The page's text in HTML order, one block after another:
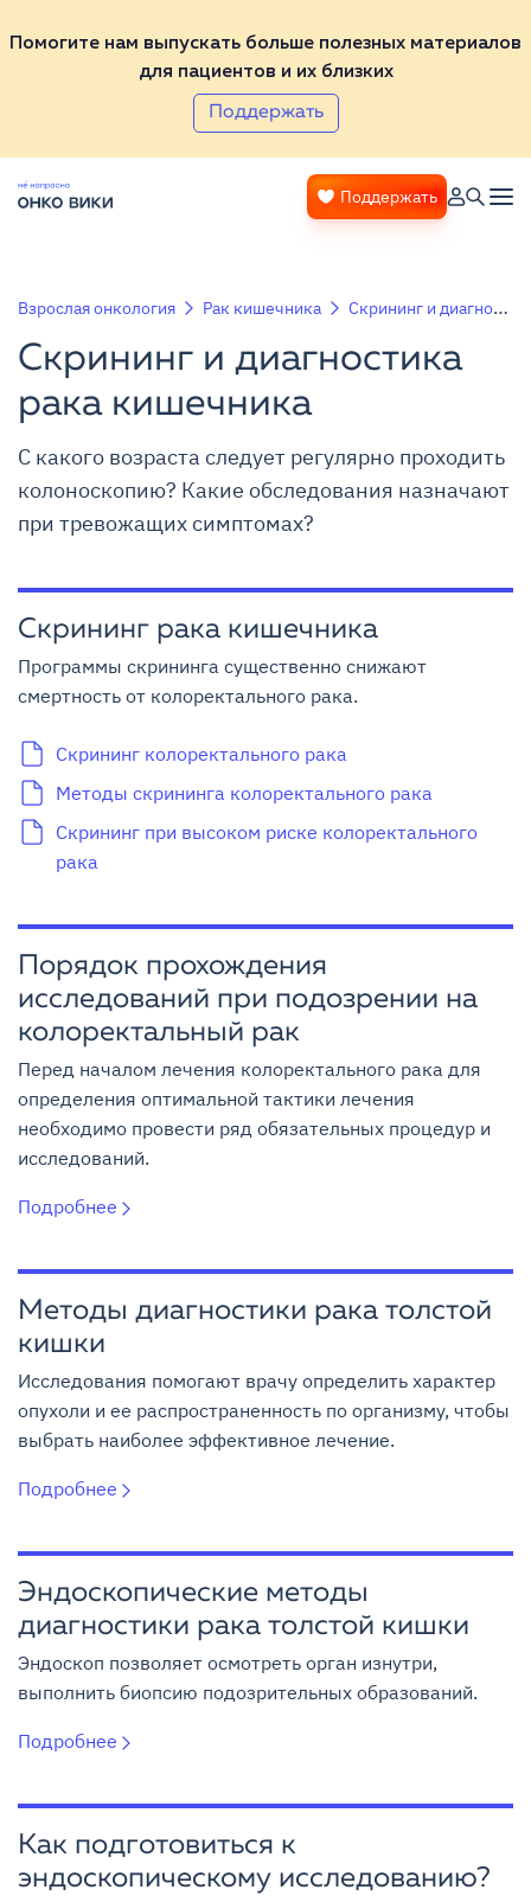
Помогите нам выпускать больше полезных материалов
для пациентов и их близких
Поддержать
Поддержать
Взрослая онкология Рак кишечника Скрининг и диагностика рака кишечника
Скрининг и диагностика
рака кишечника
С какого возраста следует регулярно проходить
колоноскопию? Какие обследования назначают
при тревожащих симптомах?
Скрининг рака кишечника
Программы скрининга существенно снижают
смертность от колоректального рака.
Скрининг колоректального рака
Методы скрининга колоректального рака
Скрининг при высоком риске колоректального
рака
Порядок прохождения
исследований при подозрении на
колоректальный рак
Перед началом лечения колоректального рака для
определения оптимальной тактики лечения
необходимо провести ряд обязательных процедур и
исследований.
Подробнее
Методы диагностики рака толстой
кишки
Исследования помогают врачу определить характер
опухоли и ее распространенность по организму, чтобы
выбрать наиболее эффективное лечение.
Подробнее
Эндоскопические методы
диагностики рака толстой кишки
Эндоскоп позволяет осмотреть орган изнутри,
выполнить биопсию подозрительных образований.
Подробнее
Как подготовиться к
эндоскопическому исследованию?